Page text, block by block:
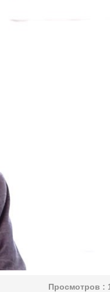
Просмотров :